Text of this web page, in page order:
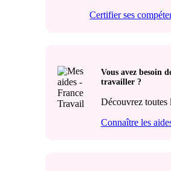
Certifier ses
Vous avez besoin
travailler ?
Découvrez toutes
Connaître les